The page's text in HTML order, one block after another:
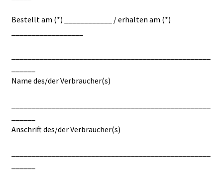
Bestellt am (*) ____________ / erhalten am (*)
Name des/der Verbraucher(s)
Anschrift des/der Verbraucher(s)